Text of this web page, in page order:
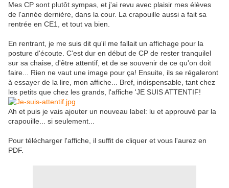
Mes CP sont plutôt sympas, et j'ai revu avec plaisir mes élèves
de l'année dernière, dans la cour. La crapouille aussi a fait sa
rentrée en CE1, et tout va bien.
En rentrant, je me suis dit qu'il me fallait un affichage pour la
posture d'écoute. C'est dur en début de CP de rester tranquilel
sur sa chaise, d'être attentif, et de se souvenir de ce qu'on doit
faire... Rien ne vaut une image pour ça! Ensuite, ils se régaleront
à essayer de la lire, mon affiche... Bref, indispensable, tant chez
les petits que chez les grands, l'affiche 'JE SUIS ATTENTIF!
Ah et puis je vais ajouter un nouveau label: lu et approuvé par la
crapouille... si seulement...
Pour télécharger l'affiche, il suffit de cliquer et vous l'aurez en
PDF.